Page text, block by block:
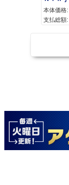
本体価格:
支払総額: